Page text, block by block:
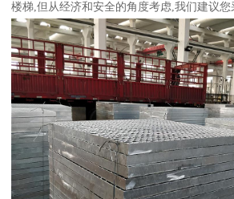
楼梯,但从经济和安全的角度考虑,我们建议您